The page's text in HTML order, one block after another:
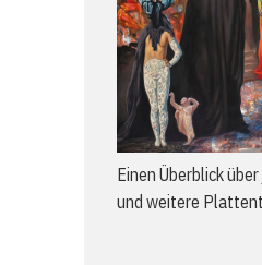
Einen Überblick
und weitere